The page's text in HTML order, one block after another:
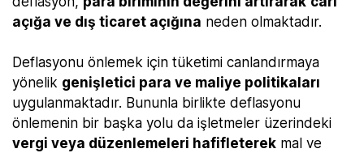
açığa ve dış ticaret açığına neden olmaktadır.
Deflasyonu önlemek için tüketimi canlandırmaya
yönelik genişletici para ve maliye politikaları
uygulanmaktadır. Bununla birlikte deflasyonu
önlemenin bir başka yolu da işletmeler üzerindeki
vergi veya düzenlemeleri hafifleterek mal ve